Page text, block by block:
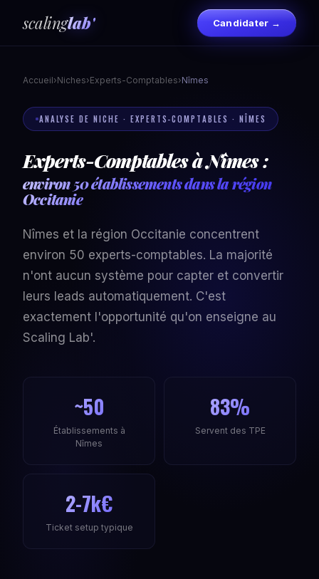
scalinglab' Candidater →
Accueil›Niches›Experts-Comptables›Nîmes
ANALYSE DE NICHE · EXPERTS-COMPTABLES · NÎMES
Experts-Comptables à Nîmes :
environ 50 établissements dans la région
Occitanie
Nîmes et la région Occitanie concentrent
environ 50 experts-comptables. La majorité
n'ont aucun système pour capter et convertir
leurs leads automatiquement. C'est
exactement l'opportunité qu'on enseigne au
Scaling Lab'.
~50
Établissements à
Nîmes
83%
Servent des TPE
2-7k€
Ticket setup typique